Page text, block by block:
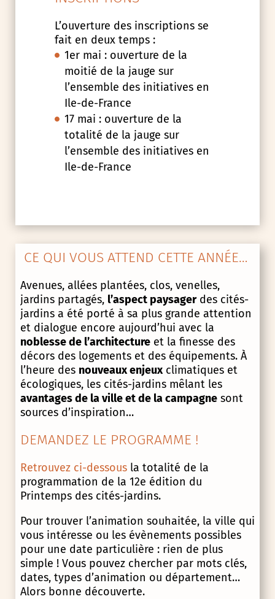
L’ouverture des inscriptions se
fait en deux temps :
1er mai : ouverture de la
moitié de la jauge sur
l’ensemble des initiatives en
Ile-de-France
17 mai : ouverture de la
totalité de la jauge sur
l’ensemble des initiatives en
Ile-de-France
CE QUI VOUS ATTEND CETTE ANNÉE…
Avenues, allées plantées, clos, venelles,
jardins partagés, l’aspect paysagerdes cités-
jardins a été porté à sa plus grande attention
et dialogue encore aujourd’hui avec la
noblesse de l’architectureet la finesse des
décors des logements et des équipements. À
l’heure des nouveaux enjeuxclimatiques et
écologiques, les cités-jardins mêlant les
avantages de la ville et de la campagnesont
sources d’inspiration…
DEMANDEZ LE PROGRAMME !
Retrouvez ci-dessousla totalité de la
programmation de la 12e édition du
Printemps des cités-jardins.
Pour trouver l’animation souhaitée, la ville qui
vous intéresse ou les évènements possibles
pour une date particulière : rien de plus
simple ! Vous pouvez chercher par mots clés,
dates, types d’animation ou département…
Alors bonne découverte.